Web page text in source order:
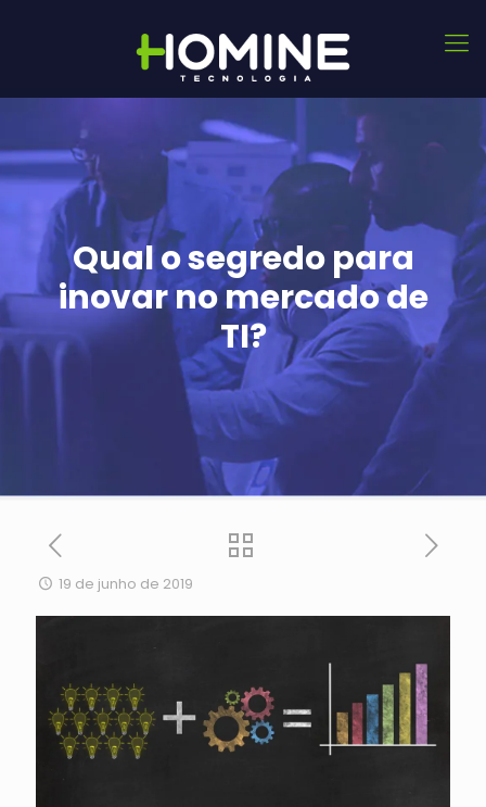
Qual o segredo para
inovar no mercado de
TI?
19 de junho de 2019